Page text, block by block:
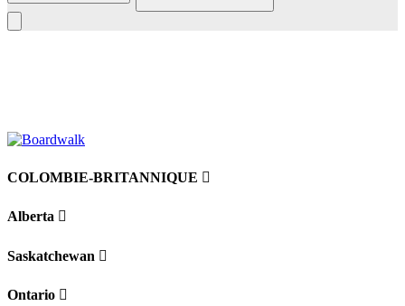
COLOMBIE-BRITANNIQUE
Alberta
Saskatchewan
Ontario